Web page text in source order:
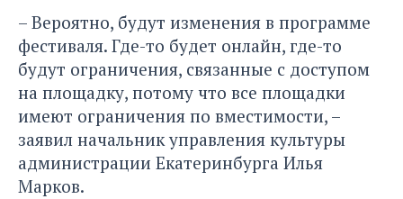
– Вероятно, будут изменения в программе
фестиваля. Где-то будет онлайн, где-то
будут ограничения, связанные с доступом
на площадку, потому что все площадки
имеют ограничения по вместимости, –
заявил начальник управления культуры
администрации Екатеринбурга Илья
Марков.